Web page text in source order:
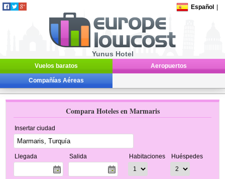
Español
Yunus Hotel
Vuelos baratos Aeropuertos
Compañías Aéreas
Compara Hoteles en Marmaris
Insertar ciudad
Llegada Salida Habitaciones Huéspedes